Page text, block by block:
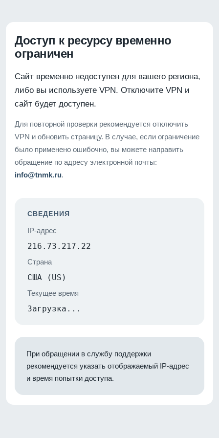
Доступ к ресурсу временно
ограничен
Сайт временно недоступен для вашего региона,
либо вы используете VPN. Отключите VPN и
сайт будет доступен.
Для повторной проверки рекомендуется отключить
VPN и обновить страницу. В случае, если ограничение
было применено ошибочно, вы можете направить
обращение по адресу электронной почты:
info@tnmk.ru.
СВЕДЕНИЯ
IP-адрес
216.73.217.22
Страна
США (US)
Текущее время
Загрузка...
При обращении в службу поддержки
рекомендуется указать отображаемый IP-адрес
и время попытки доступа.